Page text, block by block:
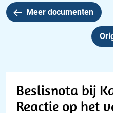
Meer documenten
Beslisnota bij
Reactie op het